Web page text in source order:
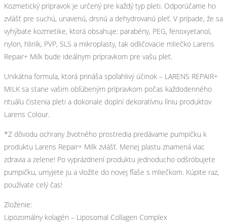
Kozmetický prípravok je určený pre každý typ pleti. Odporúčame ho
zvlášť pre suchú, unavenú, drsnú a dehydrovanú pleť. V prípade, že sa
vyhýbate kozmetike, ktorá obsahuje: parabény, PEG, fenoxyetanol,
nylon, hliník, PVP, SLS a mikroplasty, tak odličovacie mliečko Larens
Repair+ Milk bude ideálnym prípravkom pre vašu pleť.
Unikátna formula, ktorá prináša spoľahlivý účinok – LARENS REPAIR+
MILK sa stane vašim obľúbeným prípravkom počas každodenného
rituálu čistenia pleti a dokonale doplní dekoratívnu líniu produktov
Larens Colour.
*Z dôvodu ochrany životného prostredia predávame pumpičku k
produktu Larens Repair+ Milk zvlášť. Menej plastu znamená viac
zdravia a zelene! Po vyprázdnení produktu jednoducho odšróbujete
pumpičku, umyjete ju a vložíte do novej fľaše s mliečkom. Kúpite raz,
používate celý čas!
Zloženie:
Lipozomálny kolagén – Liposomal Collagen Complex